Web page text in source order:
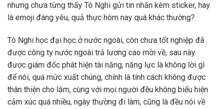
nhưng chưa từng thấy Tô Nghi gửi tin nhắn kèm sticker, hay
là emoji đáng yêu, quả thực hôm nay quá khác thường?
Tô Nghi học đại học ở nước ngoài, còn chưa tốt nghiệp đã
được công ty nước ngoài trả lương cao mời về, sau này
được giám đốc phát hiện tài năng, năng lực là không lời gì
để nói, quá mức xuất chúng, chính là tính cách không được
thân thiện cho lắm, cùng với mọi người đều không biểu hiện
cảm xúc quá nhiều, ngày thường đi làm, cũng là đều nói về